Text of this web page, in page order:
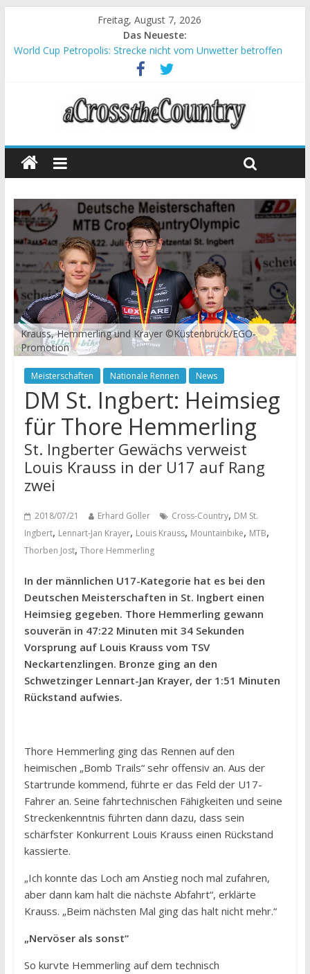
Freitag, August 7, 2026
Das Neueste:
World Cup Petropolis: Strecke nicht vom Unwetter betroffen
Krumbach und Obergessertshausen: Mountainbike-Bundesliga
Supercup Massi Banyoles: Siege für Carod und Richards
Halbzeit beim Andalucia Bike Race: Weltmeister Seewald führt
Chelva: Schweizer Doppelsieg beim ersten XCO-Rennen der
Krauss, Hemmerling und Krayer ©Küstenbrück/EGO-
Promotion
Meisterschaften Nationale Rennen News
DM St. Ingbert: Heimsieg
für Thore Hemmerling
St. Ingberter Gewächs verweist
Louis Krauss in der U17 auf Rang
zwei
2018/07/21 Erhard Goller Cross-Country, DM St.
Ingbert, Lennart-Jan Krayer, Louis Krauss, Mountainbike, MTB,
Thorben Jost, Thore Hemmerling
In der männlichen U17-Kategorie hat es bei den
Deutschen Meisterschaften in St. Ingbert einen
Heimsieg gegeben. Thore Hemmerling gewann
souverän in 47:22 Minuten mit 34 Sekunden
Vorsprung auf Louis Krauss vom TSV
Neckartenzlingen. Bronze ging an den
Schwetzinger Lennart-Jan Krayer, der 1:51 Minuten
Rückstand aufwies.
Thore Hemmerling ging das Rennen auf den
heimischen „Bomb Trails“ sehr offensiv an. Aus der
Startrunde kommend, führte er das Feld der U17-
Fahrer an. Seine fahrtechnischen Fähigkeiten und seine
Streckenkenntnis führten dann dazu, dass sein
schärfster Konkurrent Louis Krauss einen Rückstand
kassierte.
„Ich konnte das Loch am Anstieg noch mal zufahren,
aber dann kam halt die nächste Abfahrt“, erklärte
Krauss. „Beim nächsten Mal ging das halt nicht mehr.“
„Nervöser als sonst“
So kurvte Hemmerling auf dem technisch